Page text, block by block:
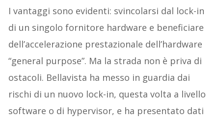
I vantaggi sono evidenti: svincolarsi dal lock-in
di un singolo fornitore hardware e beneficiare
dell’accelerazione prestazionale dell’hardware
“general purpose”. Ma la strada non è priva di
ostacoli. Bellavista ha messo in guardia dai
rischi di un nuovo lock-in, questa volta a livello
software o di hypervisor, e ha presentato dati